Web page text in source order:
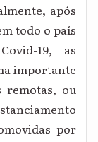
após
todo o país
19, as
importante
remotas, ou
por